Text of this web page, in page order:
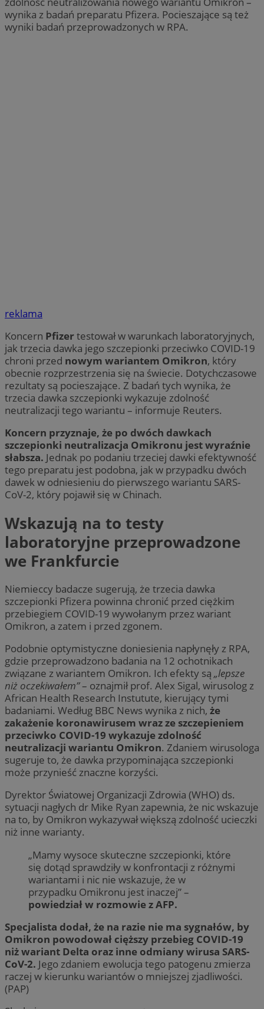
wynika z badań preparatu Pfizera. Pocieszające są też
wyniki badań przeprowadzonych w RPA.
reklama
Koncern Pfizertestował w warunkach laboratoryjnych,
jak trzecia dawka jego szczepionki przeciwko COVID-19
chroni przed nowym wariantem Omikron, który
obecnie rozprzestrzenia się na świecie. Dotychczasowe
rezultaty są pocieszające. Z badań tych wynika, że
trzecia dawka szczepionki wykazuje zdolność
neutralizacji tego wariantu – informuje Reuters.
Koncern przyznaje, że po dwóch dawkach
szczepionki neutralizacja Omikronu jest wyraźnie
słabsza. Jednak po podaniu trzeciej dawki efektywność
tego preparatu jest podobna, jak w przypadku dwóch
dawek w odniesieniu do pierwszego wariantu SARS-
CoV-2, który pojawił się w Chinach.
Wskazują na to testy
laboratoryjne przeprowadzone
we Frankfurcie
Niemieccy badacze sugerują, że trzecia dawka
szczepionki Pfizera powinna chronić przed ciężkim
przebiegiem COVID-19 wywołanym przez wariant
Omikron, a zatem i przed zgonem.
Podobnie optymistyczne doniesienia napłynęły z RPA,
gdzie przeprowadzono badania na 12 ochotnikach
związane z wariantem Omikron. Ich efekty są „lepsze
niż oczekiwałem”– oznajmił prof. Alex Sigal, wirusolog z
African Health Research Instutute, kierujący tymi
badaniami. Według BBC News wynika z nich, że
zakażenie koronawirusem wraz ze szczepieniem
przeciwko COVID-19 wykazuje zdolność
neutralizacji wariantu Omikron. Zdaniem wirusologa
sugeruje to, że dawka przypominająca szczepionki
może przynieść znaczne korzyści.
Dyrektor Światowej Organizacji Zdrowia (WHO) ds.
sytuacji nagłych dr Mike Ryan zapewnia, że nic wskazuje
na to, by Omikron wykazywał większą zdolność ucieczki
niż inne warianty.
„Mamy wysoce skuteczne szczepionki, które
się dotąd sprawdziły w konfrontacji z różnymi
wariantami i nic nie wskazuje, że w
przypadku Omikronu jest inaczej” –
powiedział w rozmowie z AFP.
Specjalista dodał, że na razie nie ma sygnałów, by
Omikron powodował cięższy przebieg COVID-19
niż wariant Delta oraz inne odmiany wirusa SARS-
CoV-2. Jego zdaniem ewolucja tego patogenu zmierza
raczej w kierunku wariantów o mniejszej zjadliwości.
(PAP)